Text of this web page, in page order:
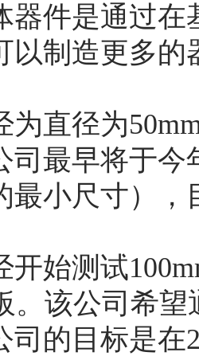
器件是通过
以制造更多
为直径为
司最早将于今
最小尺寸），
开始测试
。该公司希
司的目标是在